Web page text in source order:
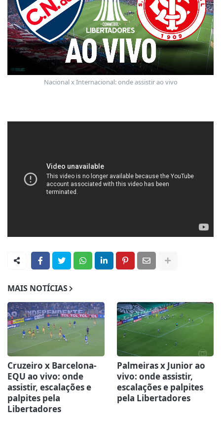
Nacional x Internacional: onde assistir ao vivo
MAIS NOTÍCIAS
Cruzeiro x Barcelona-
EQU ao vivo: onde
assistir, escalações e
palpites pela
Libertadores
Palmeiras x Junior ao
vivo: onde assistir,
escalações e palpites
pela Libertadores